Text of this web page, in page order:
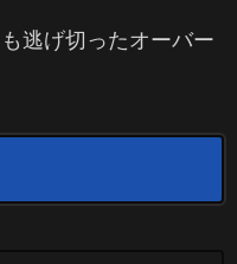
逃げ切ったオーバー